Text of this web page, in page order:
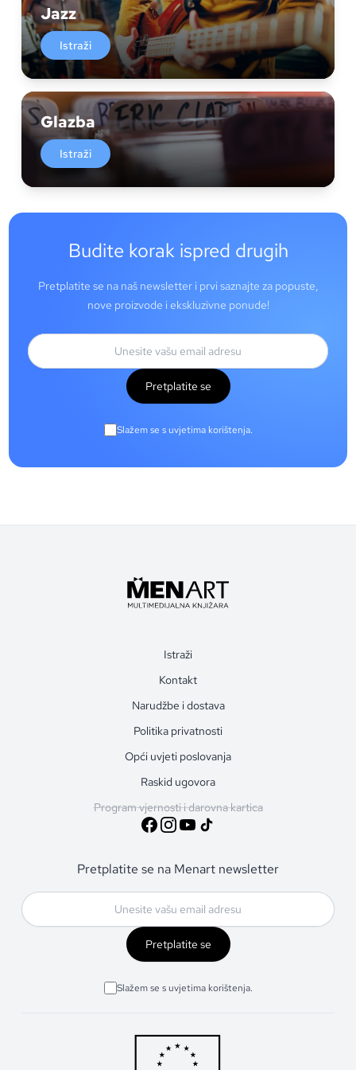
Jazz
Istraži
Glazba
Istraži
Budite korak ispred drugih
Pretplatite se na naš newsletter i prvi saznajte za popuste,
nove proizvode i ekskluzivne ponude!
Pretplatite se
Slažem se s uvjetima korištenja.
Istraži
Kontakt
Narudžbe i dostava
Politika privatnosti
Opći uvjeti poslovanja
Raskid ugovora
Program vjernosti i darovna kartica
Pretplatite se na Menart newsletter
Pretplatite se
Slažem se s uvjetima korištenja.